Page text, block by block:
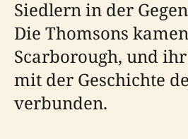
Siedlern in der
Die Thomsons
Scarborough, und
mit der Geschichte
verbunden.